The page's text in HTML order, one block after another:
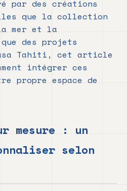
par des créations
que la collection
mer et la
des projets
Tahiti, cet article
intégrer ces
propre espace de
mesure : un
selon